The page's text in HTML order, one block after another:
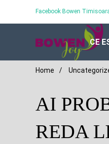
Facebook Bowen
CE
Home /
AI
REDA